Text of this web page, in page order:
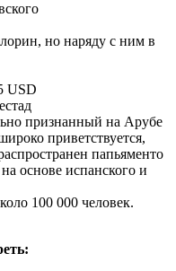
но наряду с ним в
USD
признанный на Арубе
приветствуется,
папьяменто
основе испанского и
100 000 человек.